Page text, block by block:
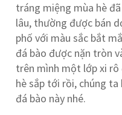
tráng miệng mùa hè
lâu, thường được bán
phố với màu sắc bắt
đá bào được nặn tròn
trên mình một lớp xi rô
hè sắp tới rồi, chúng ta
đá bào này nhé.